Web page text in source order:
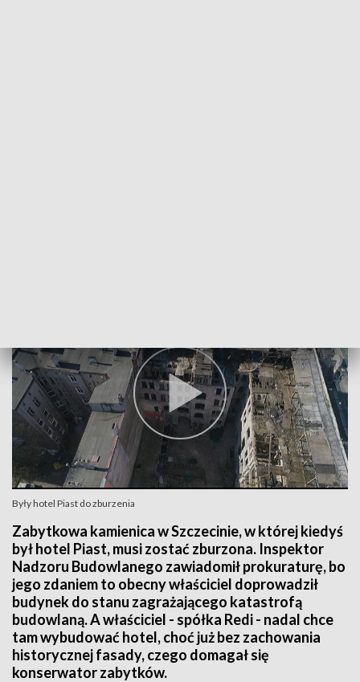
Były hotel Piast do zburzenia
Zabytkowa kamienica w Szczecinie, w której kiedyś
był hotel Piast, musi zostać zburzona. Inspektor
Nadzoru Budowlanego zawiadomił prokuraturę, bo
jego zdaniem to obecny właściciel doprowadził
budynek do stanu zagrażającego katastrofą
budowlaną. A właściciel - spółka Redi - nadal chce
tam wybudować hotel, choć już bez zachowania
historycznej fasady, czego domagał się
konserwator zabytków.